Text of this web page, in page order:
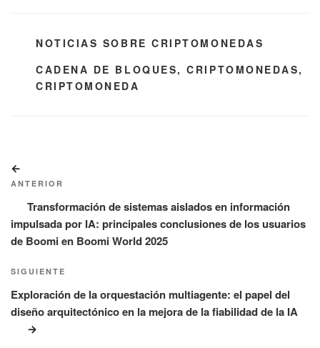
CATEGORÍAS
NOTICIAS SOBRE CRIPTOMONEDAS
ETIQUETAS
CADENA DE BLOQUES,CRIPTOMONEDAS,
CRIPTOMONEDA
de
entradas
anterior:
ANTERIOR
Transformación de sistemas aislados en información
impulsada por IA: principales conclusiones de los usuarios
de Boomi en Boomi World 2025
Siguiente
entrada
SIGUIENTE
Exploración de la orquestación multiagente: el papel del
diseño arquitectónico en la mejora de la fiabilidad de la IA